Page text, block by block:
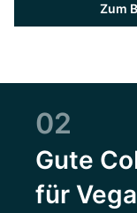
Zum
02
Gute
für